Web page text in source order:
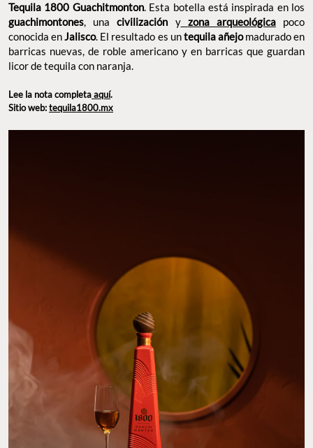
Tequila 1800 Guachitmonton. Esta botella está inspirada en los
guachimontones, unacivilización y zona arqueológica
poco
conocida enJalisco. El resultado es untequila añejomadurado en
barricas nuevas, de roble americano y en barricas que guardan
licor de tequila con naranja.
Lee la nota completaaquí.
Sitio web:tequila1800.mx